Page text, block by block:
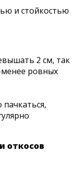
и стойкостью
2 см, так
менее ровных
откосов